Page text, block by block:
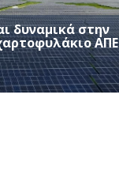
δυναμικά στην
ΑΠΕ